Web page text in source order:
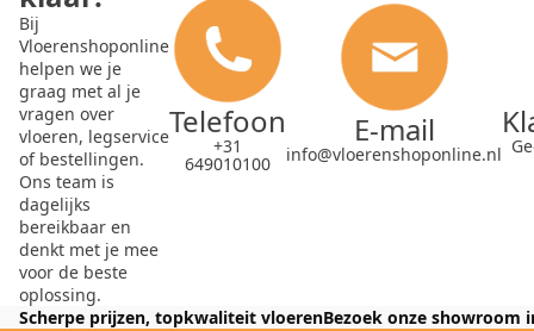
Bij
Vloerenshoponline
helpen we je
graag met al je
vragen over
vloeren, legservice
of bestellingen.
Ons team is
dagelijks
bereikbaar en
denkt met je mee
voor de beste
oplossing.
Telefoon
+31
649010100
E-mail
info@vloerenshoponline.nl
Scherpe prijzen, topkwaliteit vloerenBezoek onze showroom